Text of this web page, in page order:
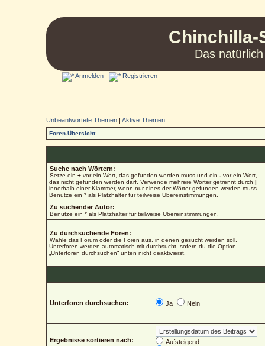
Chinchilla-
Das
Anmelden Registrieren
Unbeantwortete Themen |Aktive Themen
Foren-Übersicht
Suche nach Wörtern:
Setze ein+ vor ein Wort, das gefunden werden muss und ein- vor ein Wort,
das nicht gefunden werden darf. Verwende mehrere Wörter getrennt durch|
innerhalb einer Klammer, wenn nur eines der Wörter gefunden werden muss.
Benutze ein * als Platzhalter für teilweise Übereinstimmungen.
Zu suchender Autor:
Benutze ein * als Platzhalter für teilweise Übereinstimmungen.
Zu durchsuchende Foren:
Wähle das Forum oder die Foren aus, in denen gesucht werden soll.
Unterforen werden automatisch mit durchsucht, sofern du die Option
„Unterforen durchsuchen“ unten nicht deaktivierst.
Unterforen durchsuchen: Ja Nein
Ergebnisse sortieren nach:
Aufsteigend